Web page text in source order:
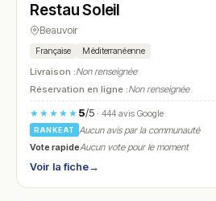
N° 27
Restau Soleil
Beauvoir
Française Méditerranéenne
Livraison :Non renseignée
Réservation en ligne :Non renseignée
★★★★★ 5/5· 444 avis Google
RANKEAT
Aucun avis par la communauté
Vote rapideAucun vote pour le moment
Voir la fiche→